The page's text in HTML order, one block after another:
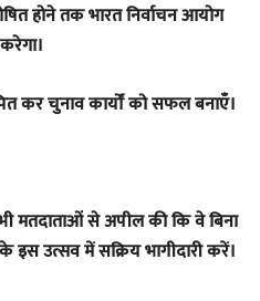
होने तक भारत निर्वाचन आयोग
कर चुनाव कार्यों को सफल बनाएँ।
मतदाताओं से अपील की कि वे बिना
इस उत्सव में सक्रिय भागीदारी करें।